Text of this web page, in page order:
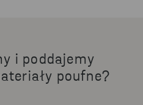
i poddajemy
poufne?